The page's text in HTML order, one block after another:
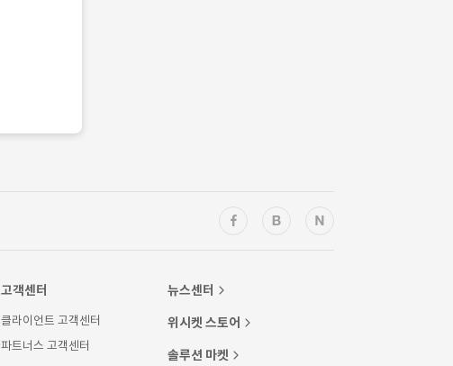
고객센터
클라이언트 고객센터
파트너스 고객센터
뉴스센터
위시켓 스토어
솔루션 마켓